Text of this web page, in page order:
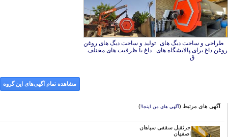
طراحی و ساخت دیگ های
روغن داغ برای پالایشگاه های
ق
تولید و ساخت دیگ های روغن
داغ با ظرفیت های مختلف
مشاهده تمام آگهی‌های این گروه
آگهی های مرتبط (آگهی های من اینجا!)
جرثقیل سقفی سپاهان
اصفهان